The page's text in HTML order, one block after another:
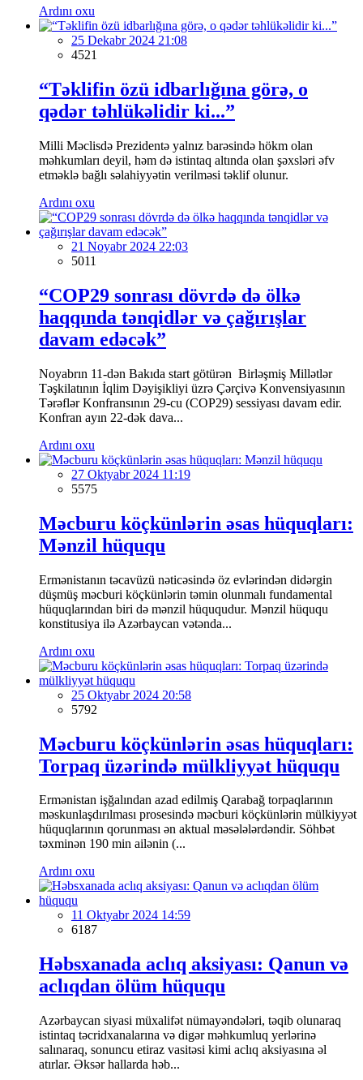
Ardını oxu
25 Dekabr 2024 21:08
4521
“Təklifin özü idbarlığına görə, o
qədər təhlükəlidir ki...”
Milli Məclisdə Prezidentə yalnız barəsində hökm olan
məhkumları deyil, həm də istintaq altında olan şəxsləri əfv
etməklə bağlı səlahiyyətin verilməsi təklif olunur.
Ardını oxu
21 Noyabr 2024 22:03
5011
“COP29 sonrası dövrdə də ölkə
haqqında tənqidlər və çağırışlar
davam edəcək”
Noyabrın 11-dən Bakıda start götürən Birləşmiş Millətlər
Təşkilatının İqlim Dəyişikliyi üzrə Çərçivə Konvensiyasının
Tərəflər Konfransının 29-cu (COP29) sessiyası davam edir.
Konfran ayın 22-dək dava...
Ardını oxu
27 Oktyabr 2024 11:19
5575
Məcburu köçkünlərin əsas hüquqları:
Mənzil hüququ
Ermənistanın təcavüzü nəticəsində öz evlərindən didərgin
düşmüş məcburi köçkünlərin təmin olunmalı fundamental
hüquqlarından biri də mənzil hüququdur. Mənzil hüququ
konstitusiya ilə Azərbaycan vətənda...
Ardını oxu
25 Oktyabr 2024 20:58
5792
Məcburu köçkünlərin əsas hüquqları:
Torpaq üzərində mülkliyyət hüququ
Ermənistan işğalından azad edilmiş Qarabağ torpaqlarının
məskunlaşdırılması prosesində məcburi köçkünlərin mülkiyyət
hüquqlarının qorunması ən aktual məsələlərdəndir. Söhbət
təxminən 190 min ailənin (...
Ardını oxu
11 Oktyabr 2024 14:59
6187
Həbsxanada aclıq aksiyası: Qanun və
aclıqdan ölüm hüququ
Azərbaycan siyasi müxalifət nümayəndələri, təqib olunaraq
istintaq təcridxanalarına və digər məhkumluq yerlərinə
salınaraq, sonuncu etiraz vasitəsi kimi aclıq aksiyasına əl
atırlar. Əksər hallarda həb...